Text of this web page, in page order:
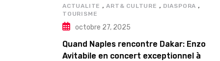
ACTUALITE ,ART& CULTURE , DIASPORA ,
TOURISME
octobre 27, 2025
Quand Naples rencontre Dakar: Enzo
Avitabile en concert exceptionnel à